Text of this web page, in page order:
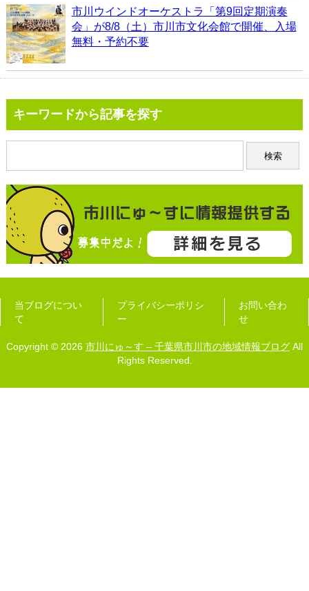
市川ウインドオーケストラ「第9回定期演奏
会」が8/8（土）市川市文化会館で開催、入場
無料・予約不要
キーワードから記事を探す
当ブログについ
て
プライバシーポリシ
ー
お問い合わ
せ
Copyright © 2026 市川にゅ～す – 千葉県市川市の地域情報ブログ All
Rights Reserved.